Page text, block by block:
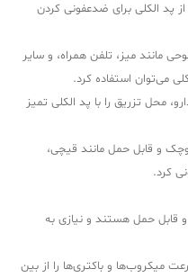
پد الکلی برای ضدعفونی کردن
مانند میز، تلفن همراه، و سایر
می‌توان استفاده کرد.
محل تزریق را با پد الکلی تمیز
و قابل حمل مانند قیچی،
کرد.
قابل حمل هستند و نیازی به
میکروب‌ها و باکتری‌ها را از بین